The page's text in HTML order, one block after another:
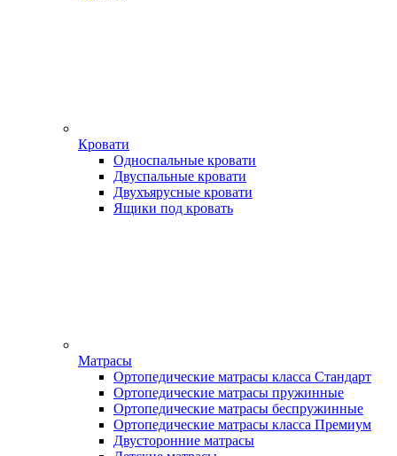
Кровати
Односпальные кровати
Двуспальные кровати
Двухъярусные кровати
Ящики под кровать
Матрасы
Ортопедические матрасы класса Стандарт
Ортопедические матрасы пружинные
Ортопедические матрасы беспружинные
Ортопедические матрасы класса Премиум
Двусторонние матрасы